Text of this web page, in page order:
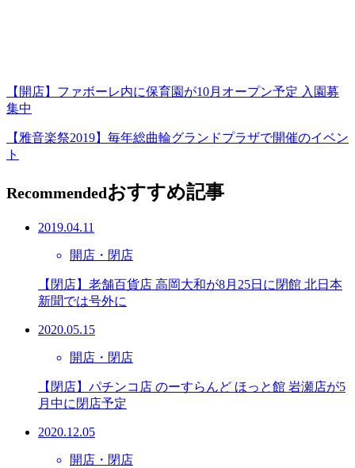
【開店】ファボーレ内に保育園が10月オープン予定 入園募
集中
【雅音楽祭2019】毎年総曲輪グランドプラザで開催のイベン
ト
Recommendedおすすめ記事
2019.04.11
開店・閉店
【閉店】老舗百貨店 高岡大和が8月25日に閉館 北日本
新聞では号外に
2020.05.15
開店・閉店
【閉店】パチンコ店 のーすらんど ほっと館 岩瀬店が5
月中に閉店予定
2020.12.05
開店・閉店